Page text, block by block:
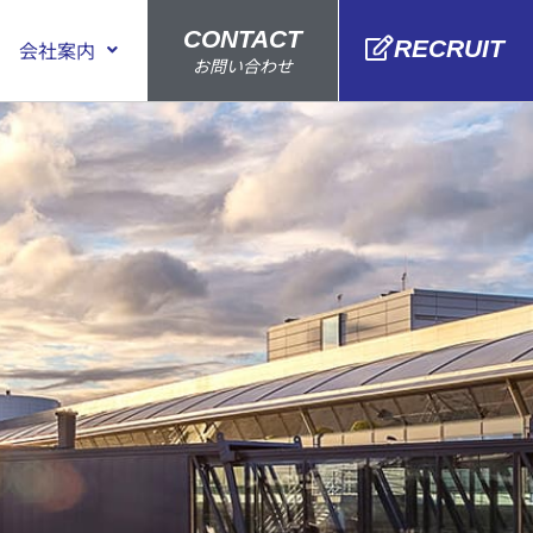
会社案内 CONTACT
お問い合わせ
RECRUIT